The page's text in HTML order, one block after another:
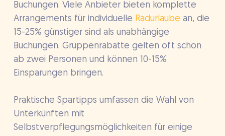
Buchungen. Viele Anbieter bieten komplette
Arrangements für individuelle Radurlaube an, die
15-25% günstiger sind als unabhängige
Buchungen. Gruppenrabatte gelten oft schon
ab zwei Personen und können 10-15%
Einsparungen bringen.
Praktische Spartipps umfassen die Wahl von
Unterkünften mit
Selbstverpflegungsmöglichkeiten für einige